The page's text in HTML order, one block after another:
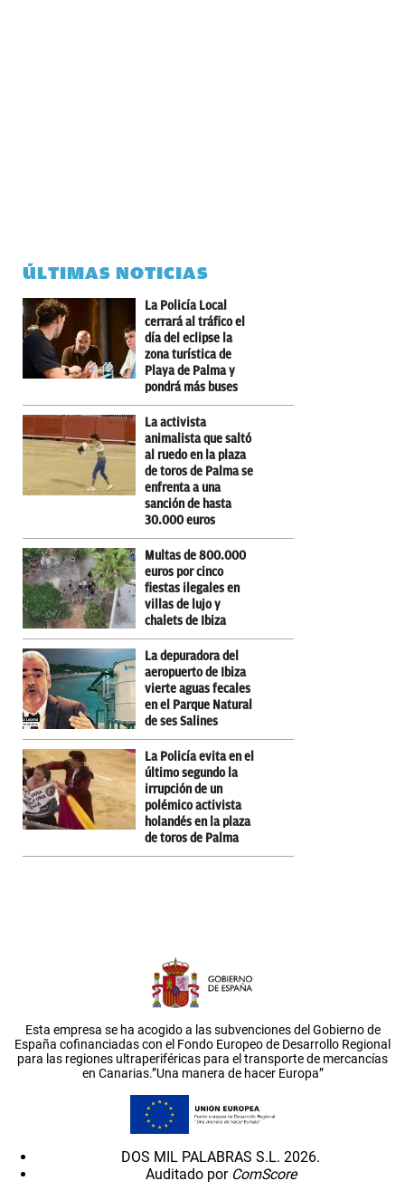
ÚLTIMAS NOTICIAS
La Policía Local
cerrará al tráfico el
día del eclipse la
zona turística de
Playa de Palma y
pondrá más buses
La activista
animalista que saltó
al ruedo en la plaza
de toros de Palma se
enfrenta a una
sanción de hasta
30.000 euros
Multas de 800.000
euros por cinco
fiestas ilegales en
villas de lujo y
chalets de Ibiza
La depuradora del
aeropuerto de Ibiza
vierte aguas fecales
en el Parque Natural
de ses Salines
La Policía evita en el
último segundo la
irrupción de un
polémico activista
holandés en la plaza
de toros de Palma
Esta empresa se ha acogido a las subvenciones del Gobierno de
España cofinanciadas con el Fondo Europeo de Desarrollo Regional
para las regiones ultraperiféricas para el transporte de mercancías
en Canarias.”Una manera de hacer Europa”
DOS MIL PALABRAS S.L. 2026.
Auditado por ComScore